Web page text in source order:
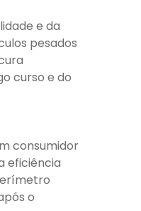
e da
pesados
curso e do
consumidor
eficiência
o